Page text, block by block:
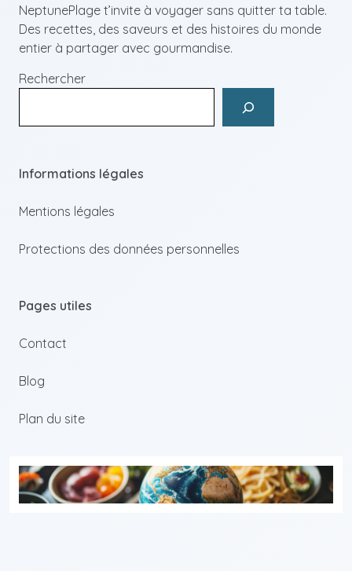
NeptunePlage t’invite à voyager sans quitter ta table.
Des recettes, des saveurs et des histoires du monde
entier à partager avec gourmandise.
Rechercher
Informations légales
Mentions légales
Protections des données personnelles
Pages utiles
Contact
Blog
Plan du site